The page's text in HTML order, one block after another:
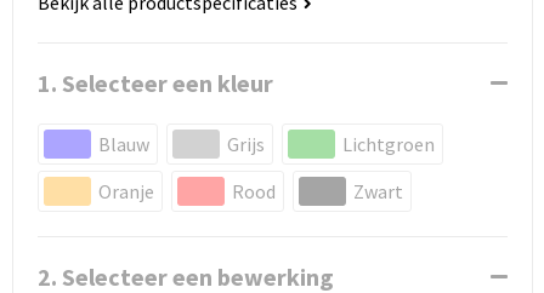
1. Selecteer een kleur
Blauw Grijs
Lichtgroen
Oranje
Rood Zwart
2. Selecteer een bewerking